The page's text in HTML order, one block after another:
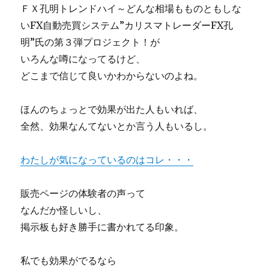
ＦＸ孔明トレンドハイ～どんな相場もものともしな
いFX自動売買システム”カリスマトレーダーFX孔
明”氏の第３弾プロジェクト！が
いろんな噂になってるけど、
どこまで信じて良いかわからないのよね。
ほんのちょっとで効果が出た人もいれば、
全然、効果なんてないとか言う人もいるし。
わたしが気になっているのはコレ・・・
販売ページの体験者の声って
なんだか怪しいし、
掲示板も好き勝手に書かれてる印象。
私でも効果がでるなら